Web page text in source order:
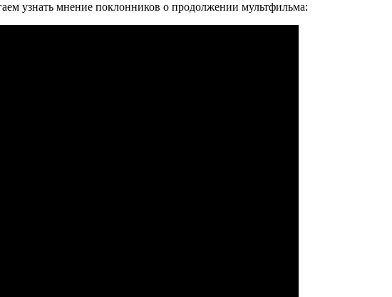
узнать мнение поклонников о продолжении мультфильма: